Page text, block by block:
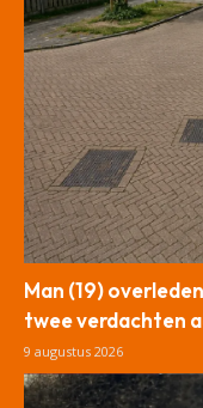
Man (19)
twee verdachten
9 augustus 2026